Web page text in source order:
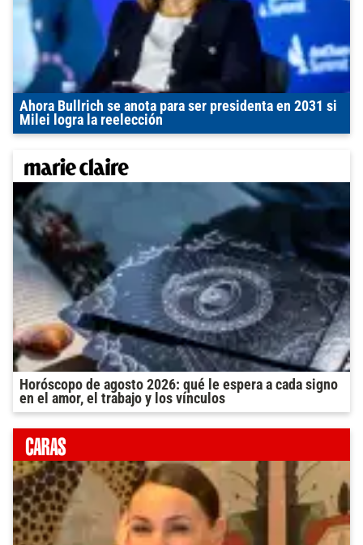
Ahora Bullrich se anota para ser presidenta en 2031 si
Milei logra la reelección
Horóscopo de agosto 2026: qué le espera a cada signo
en el amor, el trabajo y los vínculos